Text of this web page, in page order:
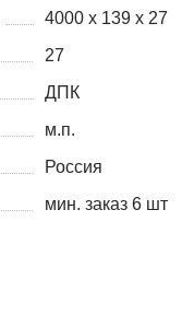
4000 х 139 х 27
27
ДПК
м.п.
Россия
мин. заказ 6 шт